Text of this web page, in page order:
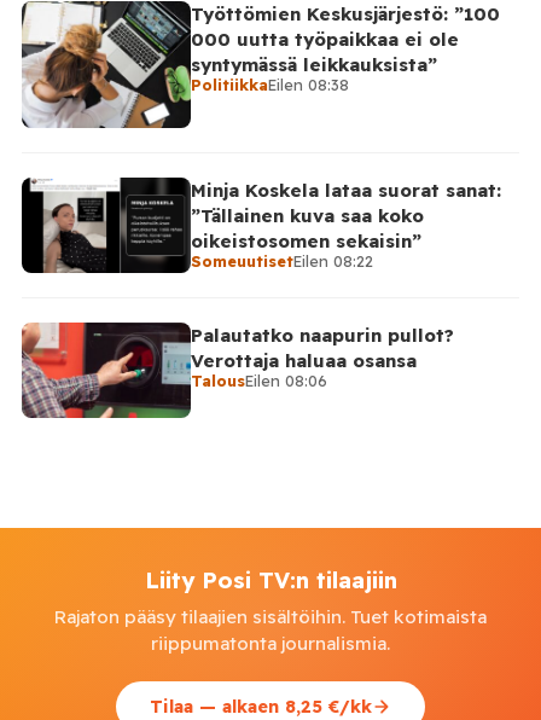
Työttömien Keskusjärjestö: ”100
000 uutta työpaikkaa ei ole
syntymässä leikkauksista”
PolitiikkaEilen 08:38
Minja Koskela lataa suorat sanat:
”Tällainen kuva saa koko
oikeistosomen sekaisin”
SomeuutisetEilen 08:22
Palautatko naapurin pullot?
Verottaja haluaa osansa
TalousEilen 08:06
Liity Posi TV:n tilaajiin
Rajaton pääsy tilaajien sisältöihin. Tuet kotimaista
riippumatonta journalismia.
Tilaa — alkaen 8,25 €/kk